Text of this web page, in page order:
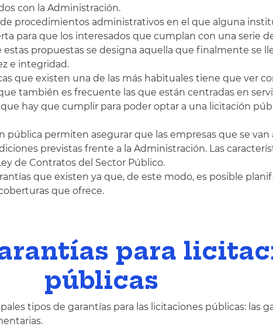
con la Administración.
procedimientos administrativos en el que alguna
para que los interesados que cumplan con una serie
propuestas se designa aquella que finalmente se
e integridad.
que existen una de las más habituales tiene que ver
también es frecuente las que están centradas en
hay que cumplir para poder optar a una licitación
pública permiten asegurar que las empresas que se van
previstas frente a la Administración. Las
de Contratos del Sector Público.
que existen ya que, de este modo, es posible
que ofrece.
para
públicas
tipos de garantías para las licitaciones públicas: las